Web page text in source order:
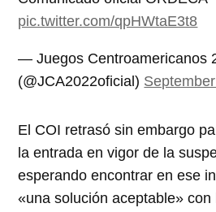
pic.twitter.com/qpHWtaE3t8
— Juegos Centroamericanos
(@JCA2022oficial)
El COI retrasó sin embargo
la entrada en vigor de la
esperando encontrar en ese
«una solución aceptable»